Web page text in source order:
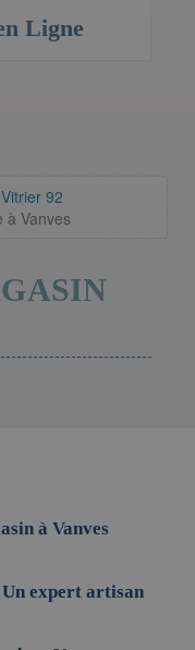
Ligne
Vitrier 92
à Vanves
à Vanves
expert artisan